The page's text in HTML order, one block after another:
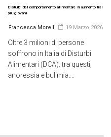
Disturbi del comportamento alimentare in aumento tra i
più giovani
Francesca Morelli 19 Marzo 2026
Oltre 3 milioni di persone
soffrono in Italia di Disturbi
Alimentari (DCA): tra questi,
anoressia e bulimia....